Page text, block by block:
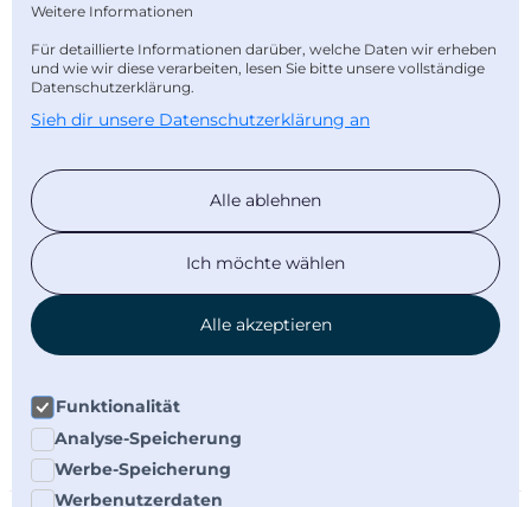
Newsletter abonnieren
Weitere Informationen
Für detaillierte Informationen darüber, welche Daten wir erheben
und wie wir diese verarbeiten, lesen Sie bitte unsere vollständige
Datenschutzerklärung.
Sieh dir unsere Datenschutzerklärung an
Alle ablehnen
Ich möchte wählen
Alle akzeptieren
Funktionalität
Analyse-Speicherung
Werbe-Speicherung
Werbenutzerdaten